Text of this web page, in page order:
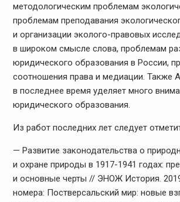
методологическим проблемам
проблемам преподавания
и организации эколого-правовых
в широком смысле слова, проблемам
юридического образования в России,
соотношения права и медиации. Также
в последнее время уделяет много
юридического образования.
Из работ последних лет следует
— Развитие законодательства о
и охране природы в 1917-1941 годах:
и основные черты // ЭНОЖ История.
номера: Постверсальский мир: новые